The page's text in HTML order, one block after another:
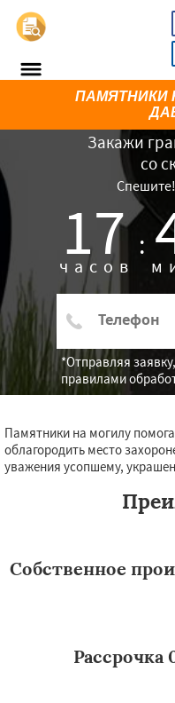
Закажи
со
17 :
часов
*Отправляя
правилами
ПАМЯТНИКИ
Памятники на могилу
облагородить место
уважения усопшему,
Собственное
Рассрочка